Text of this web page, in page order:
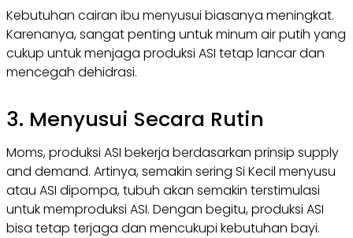
Kebutuhan cairan ibu menyusui biasanya meningkat.
Karenanya, sangat penting untuk minum air putih yang
cukup untuk menjaga produksi ASI tetap lancar dan
mencegah dehidrasi.
3. Menyusui Secara Rutin
Moms, produksi ASI bekerja berdasarkan prinsip supply
and demand. Artinya, semakin sering Si Kecil menyusu
atau ASI dipompa, tubuh akan semakin terstimulasi
untuk memproduksi ASI. Dengan begitu, produksi ASI
bisa tetap terjaga dan mencukupi kebutuhan bayi.